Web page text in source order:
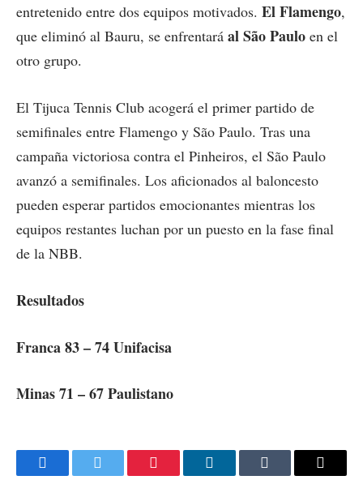
entretenido entre dos equipos motivados. El Flamengo,
que eliminó al Bauru, se enfrentará al São Paulo en el
otro grupo.
El Tijuca Tennis Club acogerá el primer partido de
semifinales entre Flamengo y São Paulo. Tras una
campaña victoriosa contra el Pinheiros, el São Paulo
avanzó a semifinales. Los aficionados al baloncesto
pueden esperar partidos emocionantes mientras los
equipos restantes luchan por un puesto en la fase final
de la NBB.
Resultados
Franca 83 – 74 Unifacisa
Minas 71 – 67 Paulistano
FacebookTwitter Pinterest LinkedInTumblr Email